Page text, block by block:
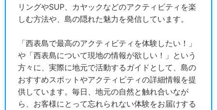
リングやSUP、カヤックなどのアクティビティを楽
しむ方法や、島の隠れた魅力を発信しています。
「西表島で最高のアクティビティを体験したい！」
や「西表島について現地の情報が欲しい！」という
方々に、実際に地元で活動するガイドとして、島の
おすすめスポットやアクティビティの詳細情報を提
供しています。毎日、地元の自然と触れ合いなが
ら、お客様にとって忘れられない体験をお届けする